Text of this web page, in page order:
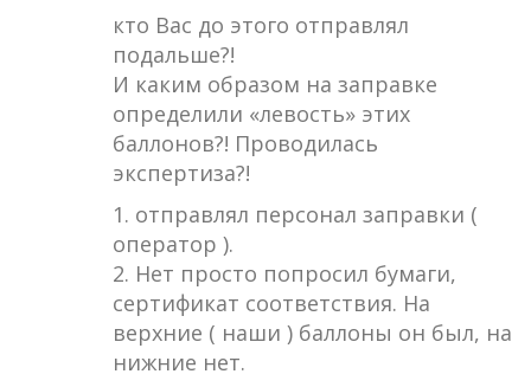
кто Вас до этого отправлял
подальше?!
И каким образом на заправке
определили «левость» этих
баллонов?! Проводилась
экспертиза?!
1. отправлял персонал заправки (
оператор ).
2. Нет просто попросил бумаги,
сертификат соответствия. На
верхние ( наши ) баллоны он был, на
нижние нет.